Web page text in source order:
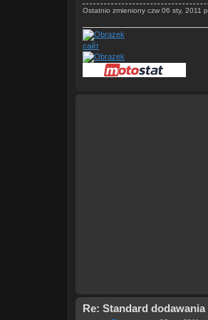
Ostatnio zmieniony czw 06 sty, 2011
сайт
Re: Standard